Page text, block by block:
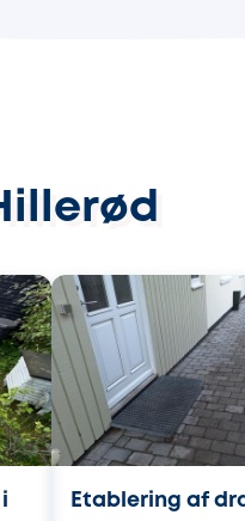
Etablering af